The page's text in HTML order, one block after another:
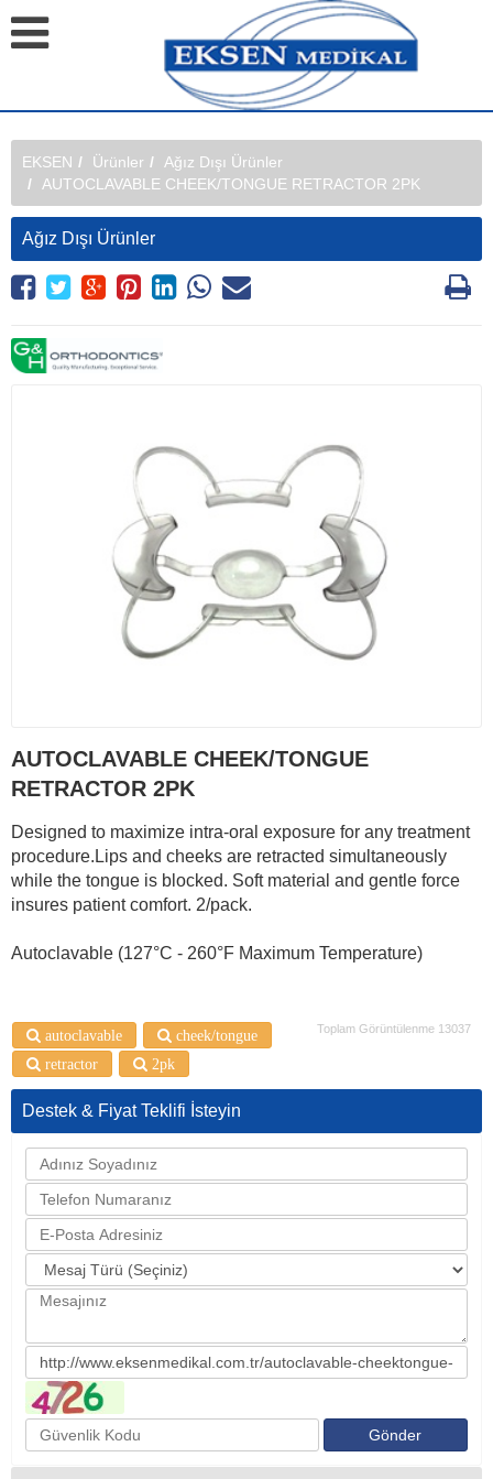
EKSEN Ürünler
Ağız Dışı Ürünler
AUTOCLAVABLE CHEEK/TONGUE RETRACTOR 2PK
Ağız Dışı Ürünler
AUTOCLAVABLE CHEEK/TONGUE
RETRACTOR 2PK
Designed to maximize intra-oral exposure for any treatment
procedure.Lips and cheeks are retracted simultaneously
while the tongue is blocked. Soft material and gentle force
insures patient comfort. 2/pack.
Autoclavable (127°C - 260°F Maximum Temperature)
Toplam Görüntülenme 13037
autoclavable
cheek/tongue
retractor
2pk
Destek & Fiyat Teklifi İsteyin